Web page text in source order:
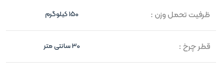
ظرفیت تحمل وزن : 150 کیلوگرم
قطر چرخ : 30 سانتی متر